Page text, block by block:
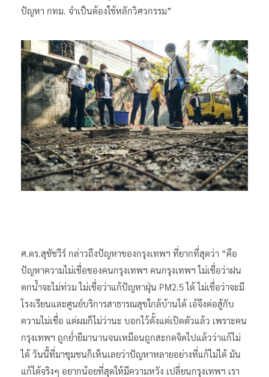
ปัญหา กทม. จำเป็นต้องใช้หลักวิศวกรรม”
ศ.ดร.สุชัชวีร์ กล่าวถึงปัญหาของกรุงเทพฯ ที่ยากที่สุดว่า “คือ
ปัญหาความไม่เชื่อของคนกรุงเทพฯ คนกรุงเทพฯ ไม่เชื่อว่าฝน
ตกน้ำจะไม่ท่วม ไม่เชื่อว่าแก้ปัญหาฝุ่น PM2.5 ได้ ไม่เชื่อว่าจะมี
โรงเรียนและศูนย์บริการสาธารณสุขใกล้บ้านได้ เอ้จึงต่อสู้กับ
ความไม่เชื่อ แต่ผมก็ไม่ว่านะ บอกไว้ตั้งแต่เปิดตัวแล้ว เพราะคน
กรุงเทพฯ ถูกย่ำยีมานานจนเหมือนถูกสะกดจิตไปแล้วว่าแก้ไม่
ได้ วันนี้ที่มาชุมชนก็เห็นเลยว่าปัญหาหลายอย่างที่แก้ไม่ได้ มัน
แก้ได้จริงๆ อยากน้อยที่สุดให้มีความหวัง เปลี่ยนกรุงเทพฯ เรา